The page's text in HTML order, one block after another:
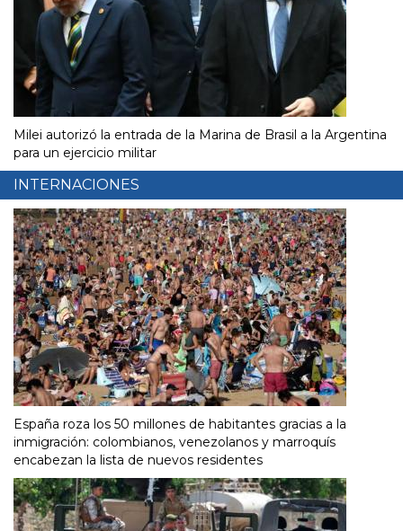
Milei autorizó la entrada de la Marina de Brasil a la Argentina
para un ejercicio militar
INTERNACIONES
España roza los 50 millones de habitantes gracias a la
inmigración: colombianos, venezolanos y marroquís
encabezan la lista de nuevos residentes